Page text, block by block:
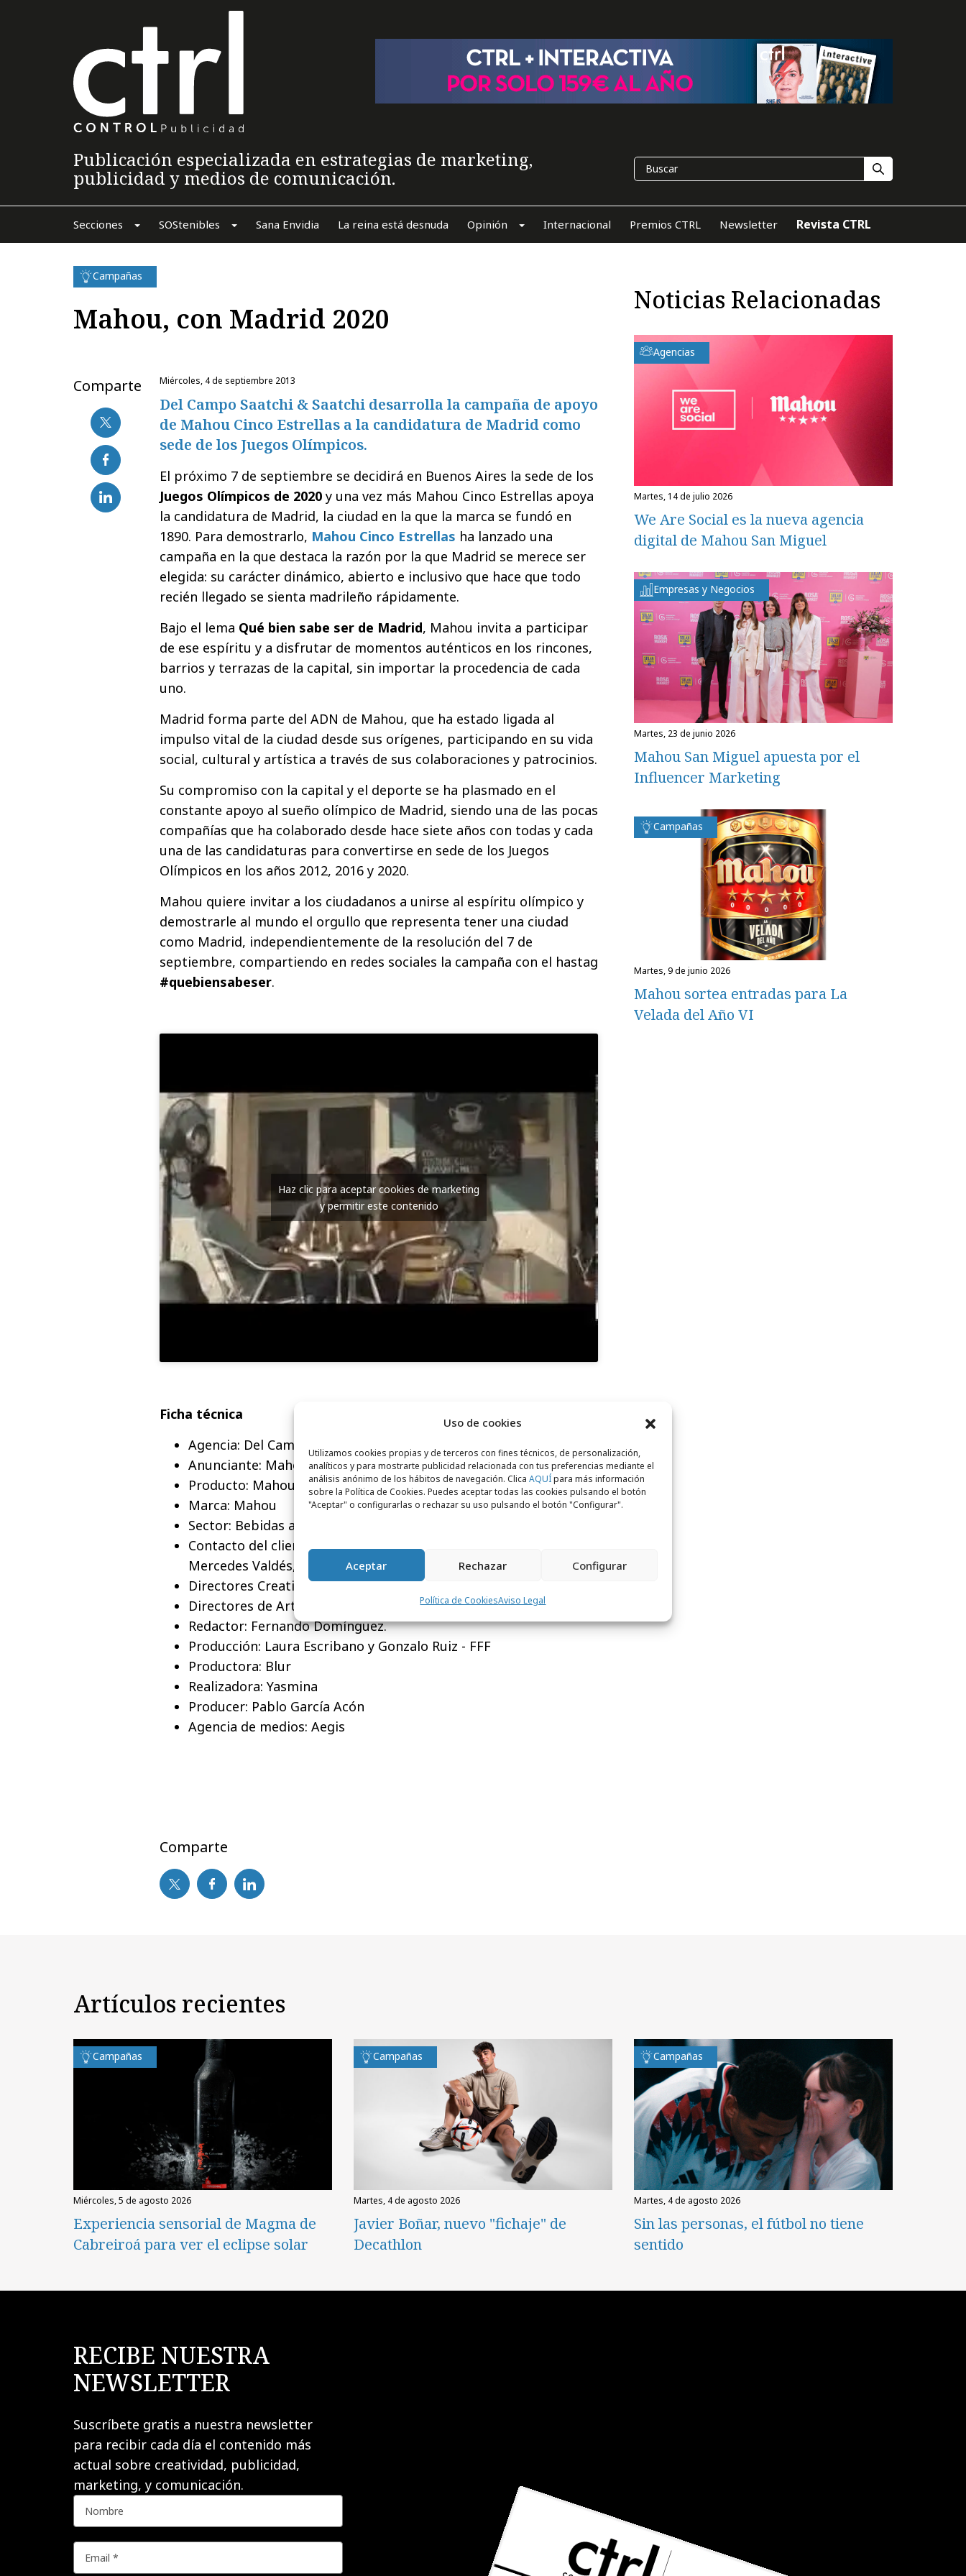
Uso de cookies
Utilizamos cookies propias y de terceros con fines técnicos, de personalización,
analíticos y para mostrarte publicidad relacionada con tus preferencias mediante el
análisis anónimo de los hábitos de navegación. Clica AQUÍpara más información
sobre la Política de Cookies. Puedes aceptar todas las cookies pulsando el botón
"Aceptar" o configurarlas o rechazar su uso pulsando el botón "Configurar".
Aceptar Rechazar Configurar
Política de CookiesAviso Legal
Publicación especializada en estrategias de marketing,
publicidad y medios de comunicación.
Secciones SOStenibles Sana Envidia La reina está desnuda Opinión Internacional Premios CTRL Newsletter Revista CTRL
Campañas
Mahou, con Madrid 2020
Comparte miércoles, 4 de septiembre 2013
Del Campo Saatchi & Saatchi desarrolla la campaña de apoyo
de Mahou Cinco Estrellas a la candidatura de Madrid como
sede de los Juegos Olímpicos.
El próximo 7 de septiembre se decidirá en Buenos Aires la sede de los
Juegos Olímpicos de 2020 y una vez más Mahou Cinco Estrellas apoya
la candidatura de Madrid, la ciudad en la que la marca se fundó en
1890. Para demostrarlo, Mahou Cinco Estrellas ha lanzado una
campaña en la que destaca la razón por la que Madrid se merece ser
elegida: su carácter dinámico, abierto e inclusivo que hace que todo
recién llegado se sienta madrileño rápidamente.
Bajo el lema Qué bien sabe ser de Madrid, Mahou invita a participar
de ese espíritu y a disfrutar de momentos auténticos en los rincones,
barrios y terrazas de la capital, sin importar la procedencia de cada
uno.
Madrid forma parte del ADN de Mahou, que ha estado ligada al
impulso vital de la ciudad desde sus orígenes, participando en su vida
social, cultural y artística a través de sus colaboraciones y patrocinios.
Su compromiso con la capital y el deporte se ha plasmado en el
constante apoyo al sueño olímpico de Madrid, siendo una de las pocas
compañías que ha colaborado desde hace siete años con todas y cada
una de las candidaturas para convertirse en sede de los Juegos
Olímpicos en los años 2012, 2016 y 2020.
Mahou quiere invitar a los ciudadanos a unirse al espíritu olímpico y
demostrarle al mundo el orgullo que representa tener una ciudad
como Madrid, independientemente de la resolución del 7 de
septiembre, compartiendo en redes sociales la campaña con el hastag
#quebiensabeser.
Haz clic para aceptar cookies de marketing
y permitir este contenido
Ficha técnica
Agencia: Del Campo Saatchi & Saatchi
Anunciante: Mahou Cinco Estrellas
Producto: Mahou Cinco Estrellas  M2020
Marca: Mahou
Sector: Bebidas alcohólicas
Contacto del cliente: Eloísa Ochoa-Zabalegui, Alicia Romero,
Mercedes Valdés, Lorena Martín,
Directores Creativos Ejecutivos: Ángel Torres y Lucas Paulino
Directores de Arte: Mauricio Duque y Nacho Íñigo
Redactor: Fernando Domínguez.
Producción: Laura Escribano y Gonzalo Ruiz - FFF
Productora: Blur
Realizadora: Yasmina
Producer: Pablo García Acón
Agencia de medios: Aegis
Comparte
Noticias Relacionadas
Agencias
martes, 14 de julio 2026
We Are Social es la nueva agencia
digital de Mahou San Miguel
Empresas y Negocios
martes, 23 de junio 2026
Mahou San Miguel apuesta por el
Influencer Marketing
Campañas
martes, 9 de junio 2026
Mahou sortea entradas para La
Velada del Año VI
Artículos recientes
Campañas
miércoles, 5 de agosto 2026
Experiencia sensorial de Magma de
Cabreiroá para ver el eclipse solar
Campañas
martes, 4 de agosto 2026
Javier Boñar, nuevo "fichaje" de
Decathlon
Campañas
martes, 4 de agosto 2026
Sin las personas, el fútbol no tiene
sentido
RECIBE NUESTRA
NEWSLETTER
Suscríbete gratis a nuestra newsletter
para recibir cada día el contenido más
actual sobre creatividad, publicidad,
marketing, y comunicación.